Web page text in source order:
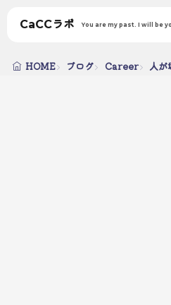
CaCCラボ You are my past. I will be
HOME ブログ Career 人が